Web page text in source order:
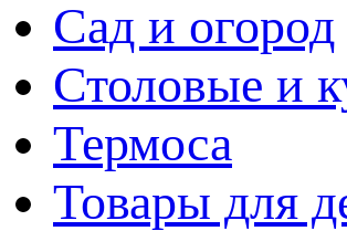
Сад и огород
Столовые и
Термоса
Товары для